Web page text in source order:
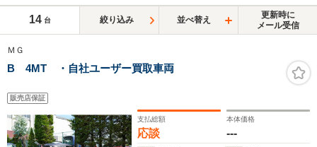
14 台 絞り込み 並べ替え
更新時に
メール受信
ＭＧ
B 4MT ・自社ユーザー買取車両
販売店保証
支払総額
応談
本体価格
---